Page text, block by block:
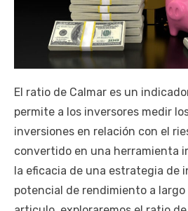
El ratio de Calmar es un
permite a los inversores medir
inversiones en relación con el
convertido en una herramienta
la eficacia de una estrategia de
potencial de rendimiento a largo